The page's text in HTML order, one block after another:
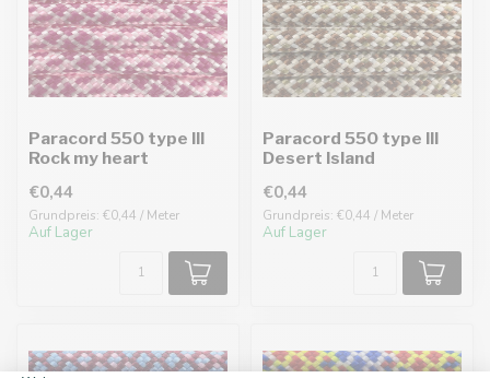
Paracord 550 type III
Rock my heart
€0,44
Grundpreis: €0,44 / Meter
Auf Lager
Paracord 550 type III
Desert Island
€0,44
Grundpreis: €0,44 / Meter
Auf Lager